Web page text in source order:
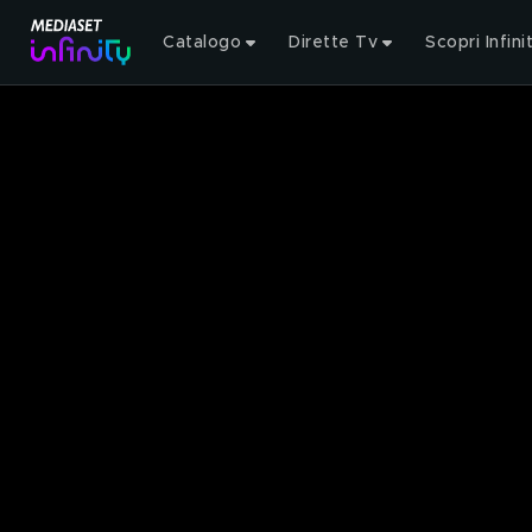
Catalogo Dirette Tv Scopri